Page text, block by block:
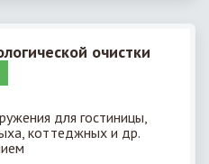
очистки
для гостиницы,
коттеджных и др.